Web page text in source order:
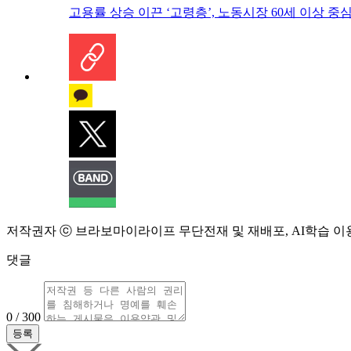
고용률 상승 이끈 ‘고령층’, 노동시장 60세 이상 중
저작권자 ⓒ 브라보마이라이프 무단전재 및 재배포, AI학습 이
댓글
0 / 300